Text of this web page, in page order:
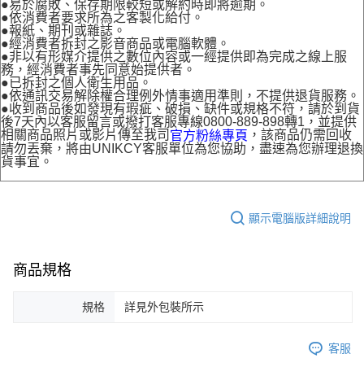
●易於腐敗、保存期限較短或解約時即將逾期。
●依消費者要求所為之客製化給付。
●報紙、期刊或雜誌。
●經消費者拆封之影音商品或電腦軟體。
●非以有形媒介提供之數位內容或一經提供即為完成之線上服
務，經消費者事先同意始提供者。
●已拆封之個人衛生用品。
●依通訊交易解除權合理例外情事適用準則，不提供退貨服務。
●收到商品後如發現有瑕疵、破損、缺件或規格不符，請於到貨
後7天內以客服留言或撥打客服專線0800-889-898轉1，並提供
相關商品照片或影片傳至我司 官方粉絲專頁 ，該商品仍需回收
請勿丟棄，將由UNIKCY客服單位為您協助，盡速為您辦理退換
貨事宜。
顯示電腦版詳細說明
商品規格
規格 詳見外包裝所示
客服